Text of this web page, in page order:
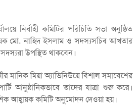
নির্বাহী কমিটির পরিচিতি সভা অনুষ্ঠিত
মো. নাহিদ ইসলাম ও সদস্যসচিব আখতার
সদস্যরা উপস্থিত থাকবেন।
মানিক মিয়া অ্যাভিনিউয়ে বিশাল সমাবেশের
আনুষ্ঠানিকভাবে তাদের যাত্রা শুরু করে।
আহ্বায়ক কমিটি অনুমোদন দেওয়া হয়।